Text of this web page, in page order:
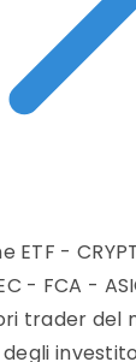
ETF -
- FCA -
trader del
degli